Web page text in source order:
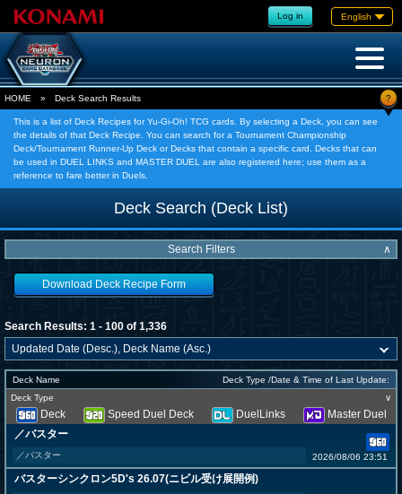
Log in English
HOME » Deck Search Results ?
This is a list of Deck Recipes for Yu-Gi-Oh! TCG cards. By selecting a Deck, you can see
the details of that Deck Recipe. You can search for a Tournament Championship
Deck/Tournament Runner-Up Deck or Decks that contain a specific card. Decks that can
be used in DUEL LINKS and MASTER DUEL are also registered here; use them as a
reference to fare better in Duels.
Deck Search (Deck List)
Search Filters ∧
Download Deck Recipe Form
Search Results: 1 - 100 of 1,336
Deck Name
Deck Type /Date & Time of Last Update:
Deck Type
∨
Deck Speed Duel Deck DuelLinks
Master Duel
／バスター
／バスター 2026/08/06 23:51
バスターシンクロン5D's 26.07(ニビル受け展開例)